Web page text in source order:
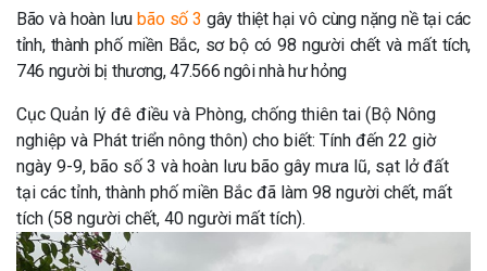
Bão và hoàn lưubão số 3 gây thiệt hại vô cùng nặng nề tại các
tỉnh, thành phố miền Bắc, sơ bộ có 98 người chết và mất tích,
746 người bị thương, 47.566 ngôi nhà hư hỏng
Cục Quản lý đê điều và Phòng, chống thiên tai (Bộ Nông
nghiệp và Phát triển nông thôn) cho biết: Tính đến 22 giờ
ngày 9-9, bão số 3 và hoàn lưu bão gây mưa lũ, sạt lở đất
tại các tỉnh, thành phố miền Bắc đã làm 98 người chết, mất
tích (58 người chết, 40 người mất tích).